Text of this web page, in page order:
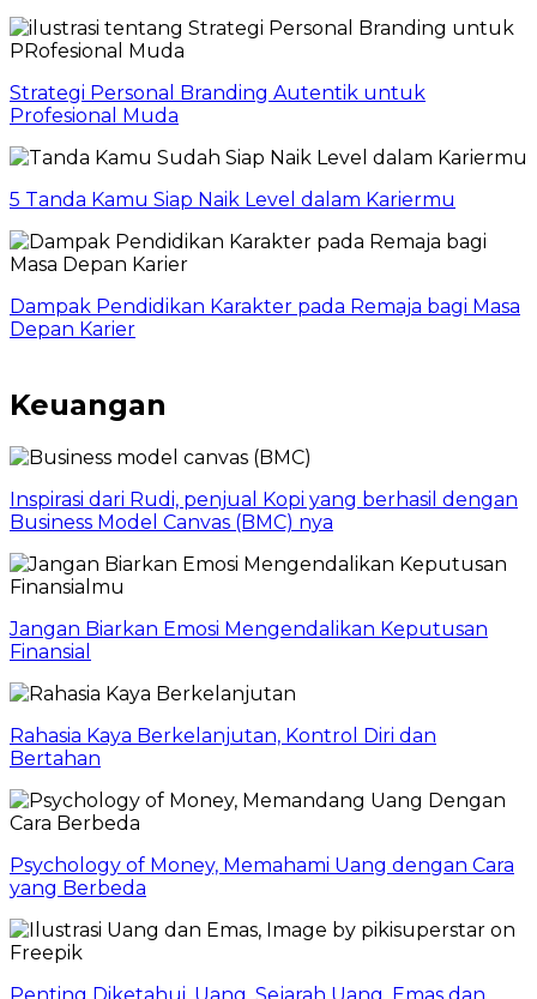
Strategi Personal Branding Autentik untuk
Profesional Muda
5 Tanda Kamu Siap Naik Level dalam Kariermu
Dampak Pendidikan Karakter pada Remaja bagi Masa
Depan Karier
Keuangan
Inspirasi dari Rudi, penjual Kopi yang berhasil dengan
Business Model Canvas (BMC) nya
Jangan Biarkan Emosi Mengendalikan Keputusan
Finansial
Rahasia Kaya Berkelanjutan, Kontrol Diri dan
Bertahan
Psychology of Money, Memahami Uang dengan Cara
yang Berbeda